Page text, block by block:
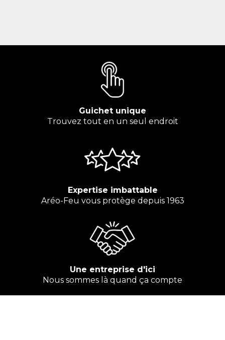
Guichet unique
Trouvez tout en un seul endroit
Expertise imbattable
Aréo-Feu vous protège depuis 1963
Une entreprise d'ici
Nous sommes là quand ça compte